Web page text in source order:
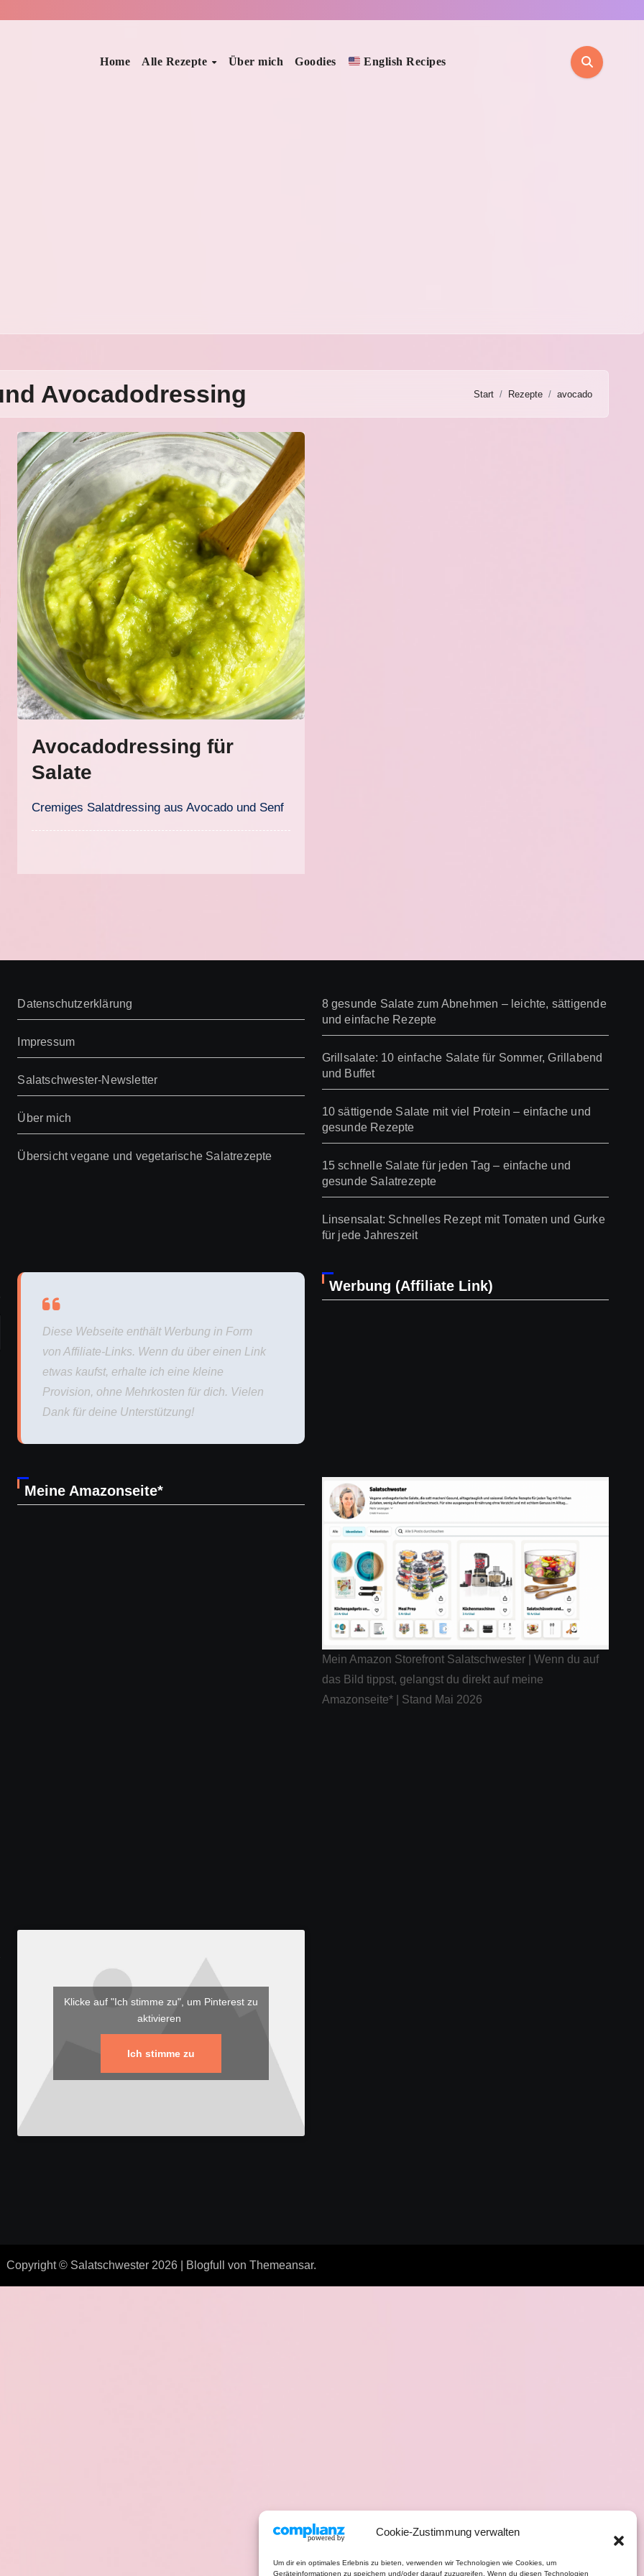
Cookie-Zustimmung verwalten
Um dir ein optimales Erlebnis zu bieten, verwenden wir Technologien wie Cookies, um
Geräteinformationen zu speichern und/oder darauf zuzugreifen. Wenn du diesen Technologien
Home Alle Rezepte Über mich Goodies English Recipes
Avocadodressing Start Rezepte avocado
Avocadodressing für
Salate
Cremiges Salatdressing aus Avocado und Senf
Datenschutzerklärung
Impressum
Salatschwester-Newsletter
Über mich
Übersicht vegane und vegetarische Salatrezepte
8 gesunde Salate zum Abnehmen – leichte, sättigende
und einfache Rezepte
Grillsalate: 10 einfache Salate für Sommer, Grillabend
und Buffet
10 sättigende Salate mit viel Protein – einfache und
gesunde Rezepte
15 schnelle Salate für jeden Tag – einfache und
gesunde Salatrezepte
Linsensalat: Schnelles Rezept mit Tomaten und Gurke
für jede Jahreszeit
Diese Webseite enthält Werbung in Form
von Affiliate-Links. Wenn du über einen Link
etwas kaufst, erhalte ich eine kleine
Provision, ohne Mehrkosten für dich. Vielen
Dank für deine Unterstützung!
Werbung (Affiliate Link)
Meine Amazonseite*
Mein Amazon Storefront Salatschwester | Wenn du auf
das Bild tippst, gelangst du direkt auf meine
Amazonseite* | Stand Mai 2026
Klicke auf "Ich stimme zu", um Pinterest zu
aktivieren
Ich stimme zu
Copyright © Salatschwester 2026 Blogfull von Themeansar.